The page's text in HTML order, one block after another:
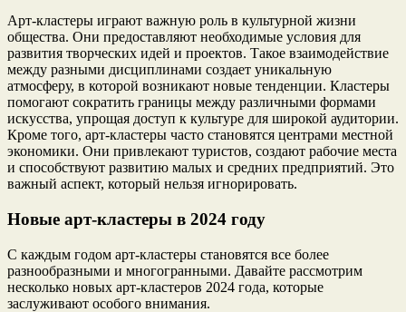
Арт-кластеры играют важную роль в культурной жизни
общества. Они предоставляют необходимые условия для
развития творческих идей и проектов. Такое взаимодействие
между разными дисциплинами создает уникальную
атмосферу, в которой возникают новые тенденции. Кластеры
помогают сократить границы между различными формами
искусства, упрощая доступ к культуре для широкой аудитории.
Кроме того, арт-кластеры часто становятся центрами местной
экономики. Они привлекают туристов, создают рабочие места
и способствуют развитию малых и средних предприятий. Это
важный аспект, который нельзя игнорировать.
Новые арт-кластеры в 2024 году
С каждым годом арт-кластеры становятся все более
разнообразными и многогранными. Давайте рассмотрим
несколько новых арт-кластеров 2024 года, которые
заслуживают особого внимания.